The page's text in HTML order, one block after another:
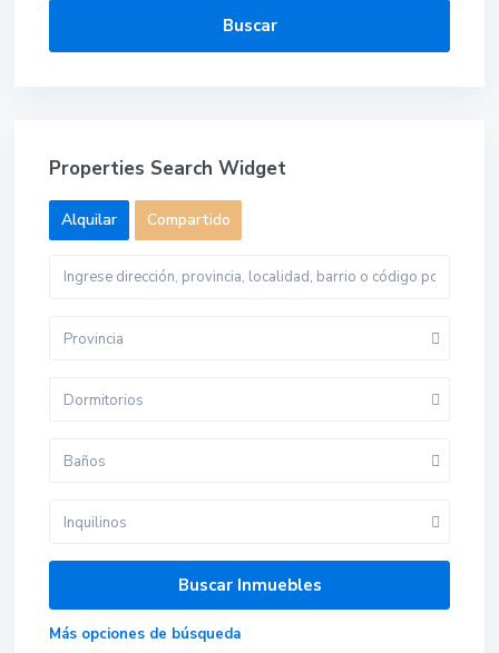
Buscar
Properties Search Widget
Alquilar Compartido
Provincia
Dormitorios
Baños
Inquilinos
Más opciones de búsqueda